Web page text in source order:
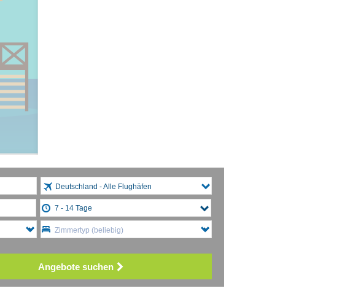
Deutschland - Alle Flughäfen
Zimmertyp (beliebig)
Angebote suchen